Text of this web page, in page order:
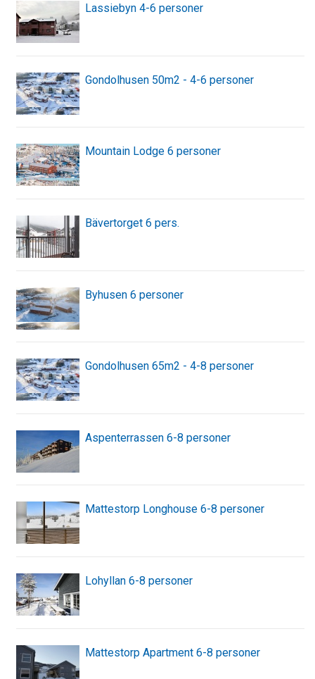
Lassiebyn 4-6 personer
Gondolhusen 50m2 - 4-6 personer
Mountain Lodge 6 personer
Bävertorget 6 pers.
Byhusen 6 personer
Gondolhusen 65m2 - 4-8 personer
Aspenterrassen 6-8 personer
Mattestorp Longhouse 6-8 personer
Lohyllan 6-8 personer
Mattestorp Apartment 6-8 personer